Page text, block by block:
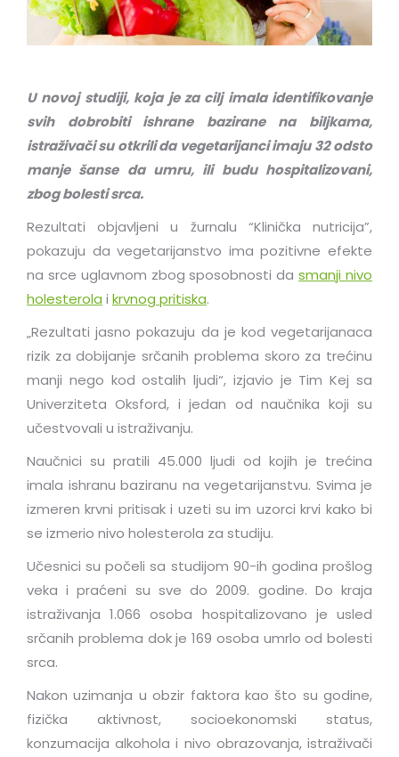
U novoj studiji, koja je za cilj imala identifikovanje
svih dobrobiti ishrane bazirane na biljkama,
istraživači su otkrili da vegetarijanci imaju 32 odsto
manje šanse da umru, ili budu hospitalizovani,
zbog bolesti srca.
Rezultati objavljeni u žurnalu “Klinička nutricija”,
pokazuju da vegetarijanstvo ima pozitivne efekte
na srce uglavnom zbog sposobnosti dasmanji nivo
holesterola i krvnog pritiska.
„Rezultati jasno pokazuju da je kod vegetarijanaca
rizik za dobijanje srčanih problema skoro za trećinu
manji nego kod ostalih ljudi“, izjavio je Tim Kej sa
Univerziteta Oksford, i jedan od naučnika koji su
učestvovali u istraživanju.
Naučnici su pratili 45.000 ljudi od kojih je trećina
imala ishranu baziranu na vegetarijanstvu. Svima je
izmeren krvni pritisak i uzeti su im uzorci krvi kako bi
se izmerio nivo holesterola za studiju.
Učesnici su počeli sa studijom 90-ih godina prošlog
veka i praćeni su sve do 2009. godine. Do kraja
istraživanja 1.066 osoba hospitalizovano je usled
srčanih problema dok je 169 osoba umrlo od bolesti
srca.
Nakon uzimanja u obzir faktora kao što su godine,
fizička aktivnost, socioekonomski status,
konzumacija alkohola i nivo obrazovanja, istraživači